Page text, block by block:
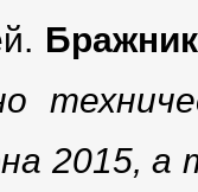
2015,